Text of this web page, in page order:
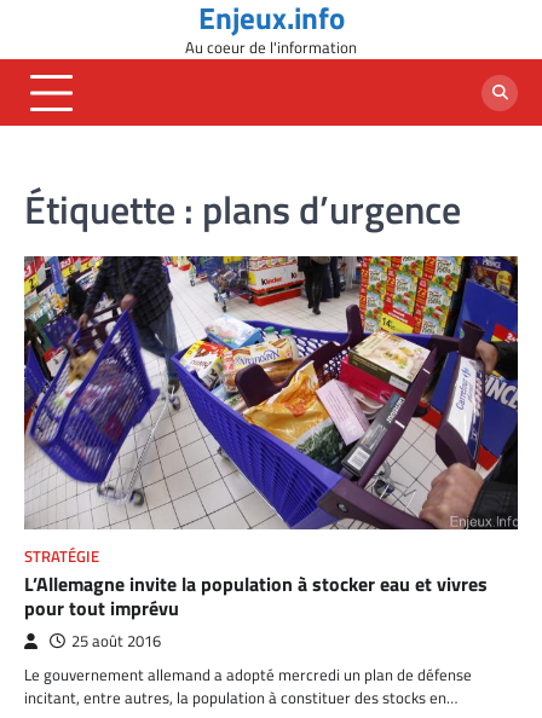
content
Enjeux.info
Au coeur de l'information
Étiquette : plans d’urgence
STRATÉGIE
L’Allemagne invite la population à stocker eau et vivres
pour tout imprévu
25 août 2016
Le gouvernement allemand a adopté mercredi un plan de défense
incitant, entre autres, la population à constituer des stocks en…